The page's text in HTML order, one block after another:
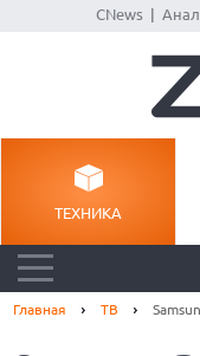
CNews|
ТЕХНИКА
Главная ТВ